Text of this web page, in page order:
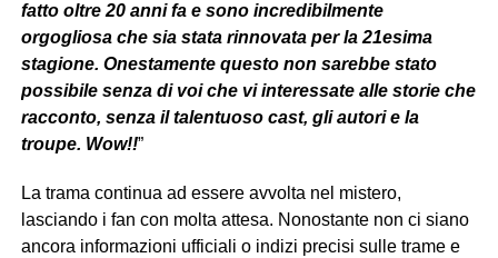
fatto oltre 20 anni fa e sono incredibilmente
orgogliosa che sia stata rinnovata per la 21esima
stagione. Onestamente questo non sarebbe stato
possibile senza di voi che vi interessate alle storie che
racconto, senza il talentuoso cast, gli autori e la
troupe. Wow!!”
La trama continua ad essere avvolta nel mistero,
lasciando i fan con molta attesa. Nonostante non ci siano
ancora informazioni ufficiali o indizi precisi sulle trame e